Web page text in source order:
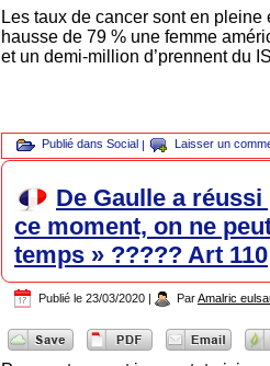
Les taux de cancer sont en
hausse de 79 % une femme
et un demi-million d’prennent du
Publié dans Social | Laisser un
De Gaulle a
ce moment, on ne
temps » ????? Art 110
Publié le 23/03/2020 | ParAmalric